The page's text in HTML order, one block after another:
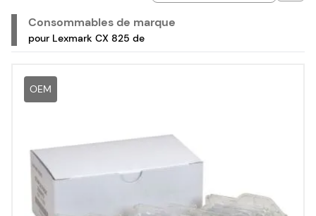
laser couleur multifonction Lexmark CX 825 de.
Consommables de marque
pour Lexmark CX 825 de
OEM